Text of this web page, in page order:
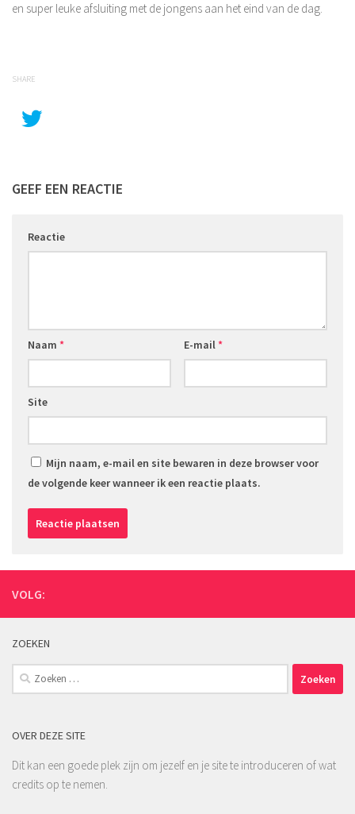
en super leuke afsluiting met de jongens aan het eind van de dag.
SHARE
GEEF EEN REACTIE
Reactie
Naam * E-mail*
Site
Mijn naam, e-mail en site bewaren in deze browser voor
de volgende keer wanneer ik een reactie plaats.
VOLG:
ZOEKEN
Zoeken
naar:
OVER DEZE SITE
Dit kan een goede plek zijn om jezelf en je site te introduceren of wat
credits op te nemen.